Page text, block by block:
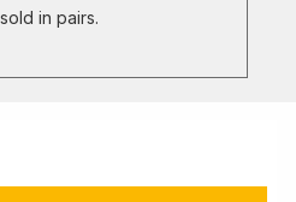
in pairs.